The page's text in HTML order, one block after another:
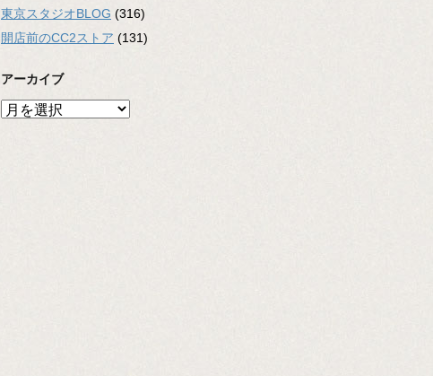
東京スタジオBLOG (316)
開店前のCC2ストア (131)
アーカイブ
ア